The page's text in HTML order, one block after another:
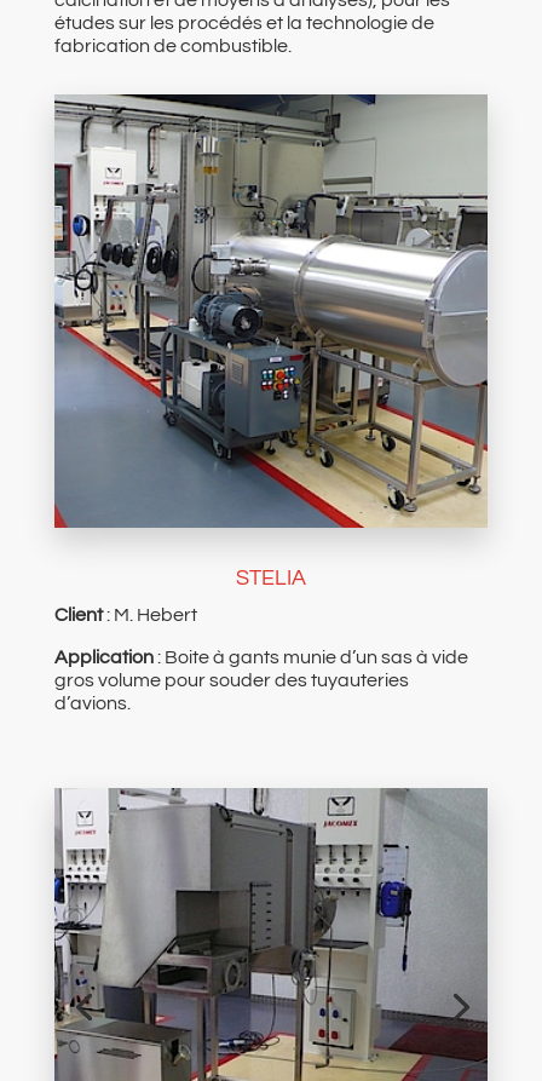
études sur les procédés et la technologie de
fabrication de combustible.
STELIA
Client: M. Hebert
Application: Boite à gants munie d’un sas à vide
gros volume pour souder des tuyauteries
d’avions.